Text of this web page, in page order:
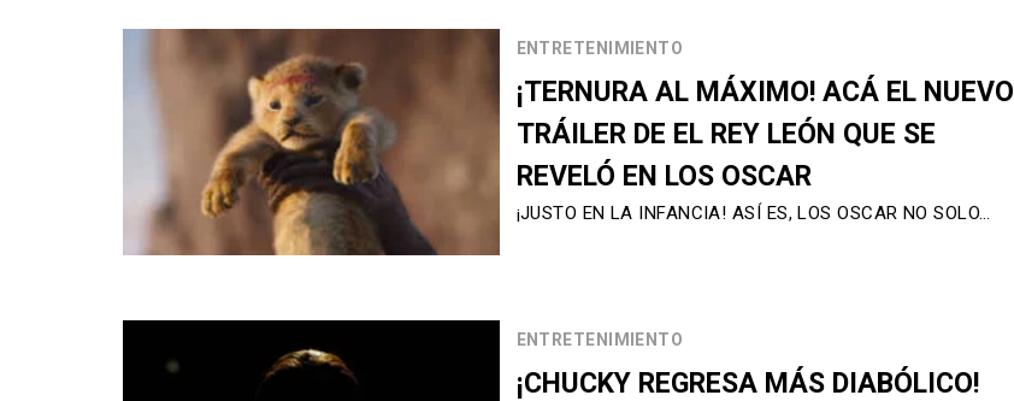
ENTRETENIMIENTO
¡TERNURA AL MÁXIMO! ACÁ EL NUEVO
TRÁILER DE EL REY LEÓN QUE SE
REVELÓ EN LOS OSCAR
¡JUSTO EN LA INFANCIA! ASÍ ES, LOS OSCAR NO SOLO…
ENTRETENIMIENTO
¡CHUCKY REGRESA MÁS DIABÓLICO!